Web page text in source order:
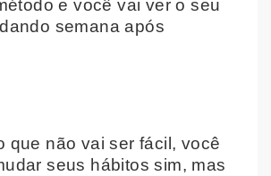
e você vai ver o seu
semana após
que não vai ser fácil, você
seus hábitos sim, mas